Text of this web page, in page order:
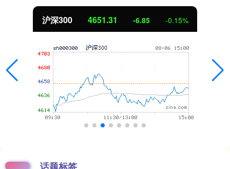
北证50 1122.88 3.42 0.30%